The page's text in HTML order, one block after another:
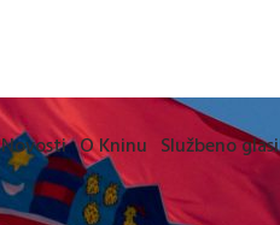
Novosti O Kninu Službeno